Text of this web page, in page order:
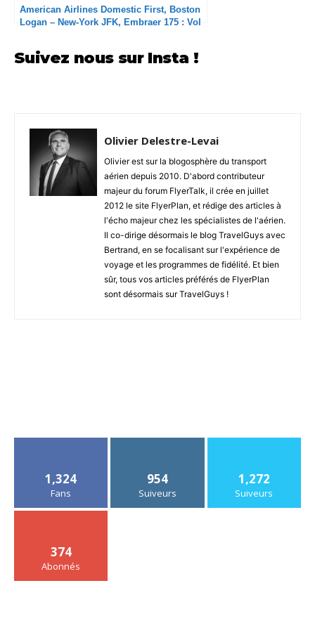
American Airlines Domestic First, Boston
Logan – New-York JFK, Embraer 175 : Vol
Suivez nous sur Insta !
Olivier Delestre-Levai
Olivier est sur la blogosphère du transport
aérien depuis 2010. D'abord contributeur
majeur du forum FlyerTalk, il crée en juillet
2012 le site FlyerPlan, et rédige des articles à
l'écho majeur chez les spécialistes de l'aérien.
Il co-dirige désormais le blog TravelGuys avec
Bertrand, en se focalisant sur l'expérience de
voyage et les programmes de fidélité. Et bien
sûr, tous vos articles préférés de FlyerPlan
sont désormais sur TravelGuys !
1,324
Fans
954
Suiveurs
1,272
Suiveurs
374
Abonnés